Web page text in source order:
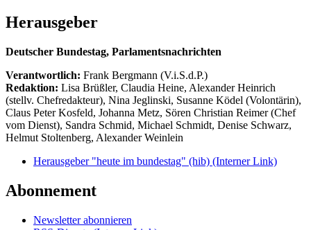
Herausgeber
Deutscher Bundestag, Parlamentsnachrichten
Verantwortlich: Frank Bergmann (V.i.S.d.P.)
Redaktion: Lisa Brüßler, Claudia Heine, Alexander Heinrich
(stellv. Chefredakteur), Nina Jeglinski, Susanne Ködel (Volontärin),
Claus Peter Kosfeld, Johanna Metz, Sören Christian Reimer (Chef
vom Dienst), Sandra Schmid, Michael Schmidt, Denise Schwarz,
Helmut Stoltenberg, Alexander Weinlein
Herausgeber "heute im bundestag" (hib) (Interner Link)
Abonnement
Newsletter abonnieren